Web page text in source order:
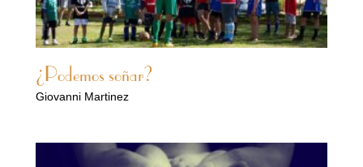
¿Podemos soñar?
Giovanni Martinez